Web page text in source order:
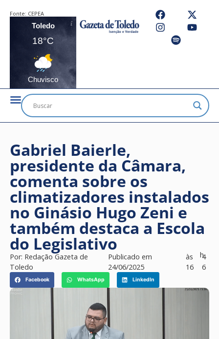
Fonte: CEPEA
Toledo
18°C
Chuvisco
Gabriel Baierle,
presidente da Câmara,
comenta sobre os
climatizadores instalados
no Ginásio Hugo Zeni e
também destaca a Escola
do Legislativo
Por: Redação Gazeta de
Toledo
Publicado em
24/06/2025
às
16
h4
6
Facebook WhatsApp LinkedIn